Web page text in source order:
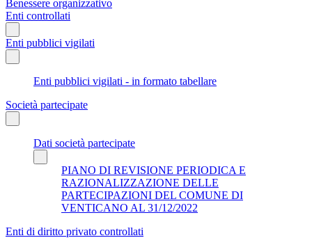
Benessere organizzativo
Enti controllati
Enti pubblici vigilati
Enti pubblici vigilati - in formato tabellare
Società partecipate
Dati società partecipate
PIANO DI REVISIONE PERIODICA E
RAZIONALIZZAZIONE DELLE
PARTECIPAZIONI DEL COMUNE DI
VENTICANO AL 31/12/2022
Enti di diritto privato controllati